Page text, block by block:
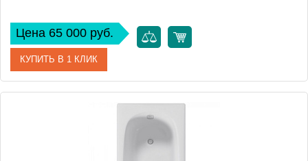
Цена 65 000 руб.
КУПИТЬ В 1 КЛИК